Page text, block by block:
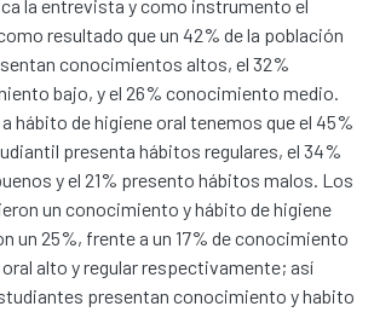
la entrevista y como instrumento el
resultado que un 42% de la población
conocimientos altos, el 32%
bajo, y el 26% conocimiento medio.
hábito de higiene oral tenemos que el 45%
presenta hábitos regulares, el 34%
y el 21% presento hábitos malos. Los
un conocimiento y hábito de higiene
un 25%, frente a un 17% de conocimiento
alto y regular respectivamente; así
presentan conocimiento y habito